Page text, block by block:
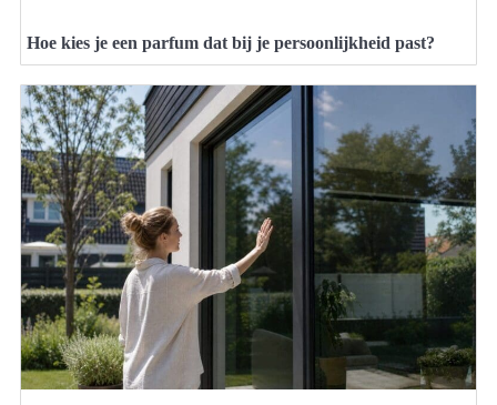
Hoe kies je een parfum dat bij je persoonlijkheid past?